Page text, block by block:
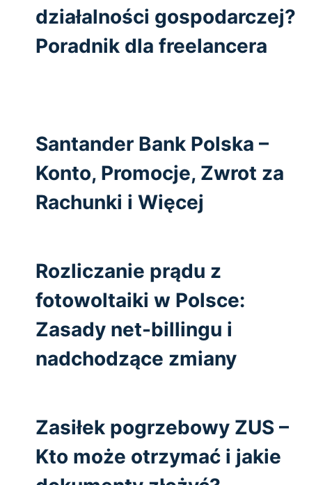
działalności gospodarczej?
Poradnik dla freelancera
Santander Bank Polska –
Konto, Promocje, Zwrot za
Rachunki i Więcej
Rozliczanie prądu z
fotowoltaiki w Polsce:
Zasady net-billingu i
nadchodzące zmiany
Zasiłek pogrzebowy ZUS –
Kto może otrzymać i jakie